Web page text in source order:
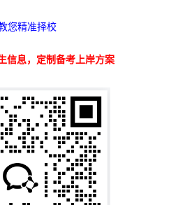
您精准择校
信息，定制备考上岸方案